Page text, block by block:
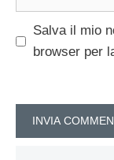
Salva il mio
browser per